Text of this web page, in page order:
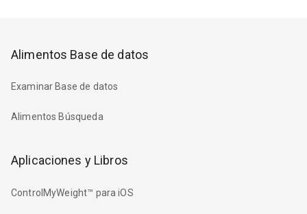
Alimentos Base de datos
Examinar Base de datos
Alimentos Búsqueda
Aplicaciones y Libros
ControlMyWeight™ para iOS